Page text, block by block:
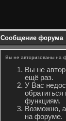
Сообщение форума
Вы не авторизованы на
Вы не
ещё раз.
У Вас
функциям.
Возможно,
на форуме.